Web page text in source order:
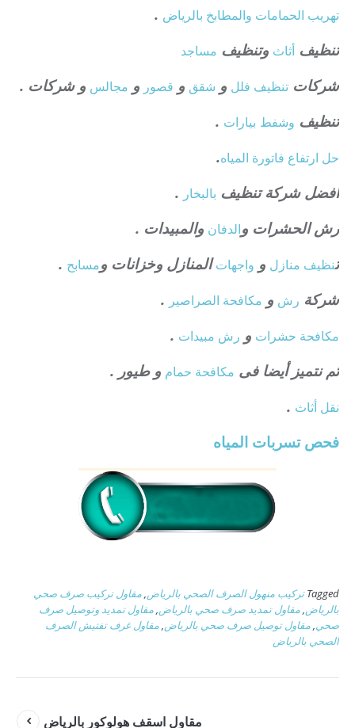
تهريب الحمامات والمطابخ بالرياض .
تنظيف أثاث وتنظيف مساجد
شركات تنظيف فلل و شقق و قصور و مجالس و شركات .
تنظيف وشفط بيارات .
حل ارتفاع فاتورة المياه.
افضل شركة تنظيف بالبخار .
رش الحشرات والدفان والمبيدات .
تنظيف منازل و واجهاتالمنازل وخزانات ومسابح .
شركة رش و مكافحة الصراصير .
مكافحة حشرات و رش مبيدات .
ثم نتميز أيضا فى مكافحة حمام و طيور .
نقل أثاث .
فحص تسربات المياه
Tagged تركيب منهول الصرف الصحي بالرياض,مقاول تركيب صرف صحي
بالرياض,مقاول تمديد صرف صحي بالرياض,مقاول تمديد وتوصيل صرف
صحي,مقاول توصيل صرف صحي بالرياض,مقاول غرف تفتيش الصرف
الصحي بالرياض
مقاول اسقف هولوكور بالرياض